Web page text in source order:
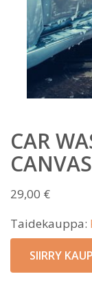
CAR
29,00 €
Taidekauppa:
SIIRRY